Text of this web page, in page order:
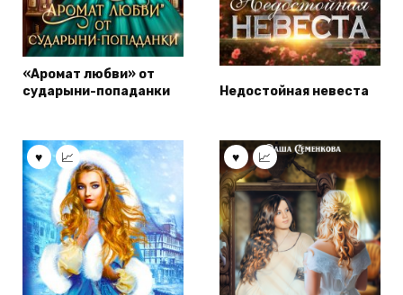
«Аромат любви» от
сударыни-попаданки
Недостойная невеста